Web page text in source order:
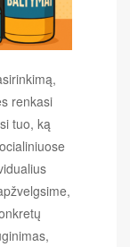
renkasi
tuo, ką